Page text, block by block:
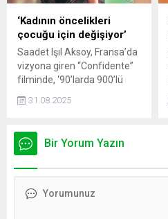
‘Kadının öncelikleri
çocuğu için değişiyor’
Saadet Işıl Aksoy, Fransa’da
vizyona giren “Confidente”
filminde, ‘90’larda 900’lü
canlandırıyor. Aksoy “Onun
alabilmek için verdiği
mücadele” diyor.
31.08.2025
Bir Yorum Yazın